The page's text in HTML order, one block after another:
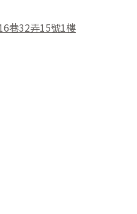
巷32弄15號1樓